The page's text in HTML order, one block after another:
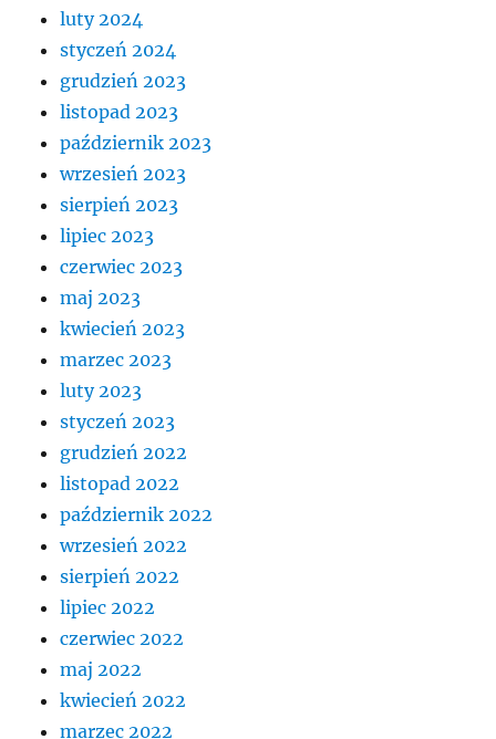
luty 2024
styczeń 2024
grudzień 2023
listopad 2023
październik 2023
wrzesień 2023
sierpień 2023
lipiec 2023
czerwiec 2023
maj 2023
kwiecień 2023
marzec 2023
luty 2023
styczeń 2023
grudzień 2022
listopad 2022
październik 2022
wrzesień 2022
sierpień 2022
lipiec 2022
czerwiec 2022
maj 2022
kwiecień 2022
marzec 2022